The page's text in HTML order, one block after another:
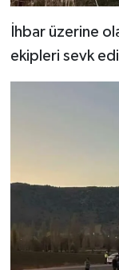
İhbar üzerine
ekipleri sevk